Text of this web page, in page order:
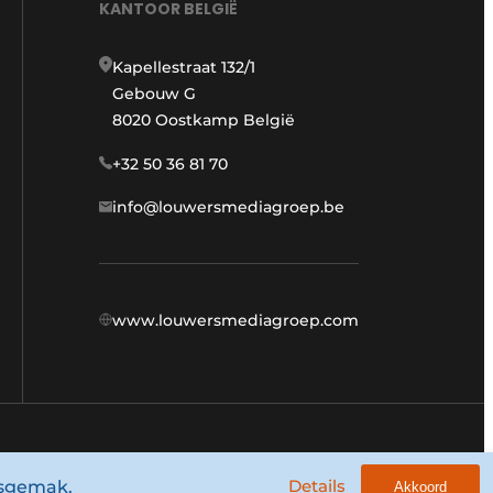
KANTOOR BELGIË
Kapellestraat 132/1
Gebouw G
8020 Oostkamp België
+32 50 36 81 70
info@louwersmediagroep.be
www.louwersmediagroep.com
Algemene voorwaarden Privacy policy
Details Akkoord